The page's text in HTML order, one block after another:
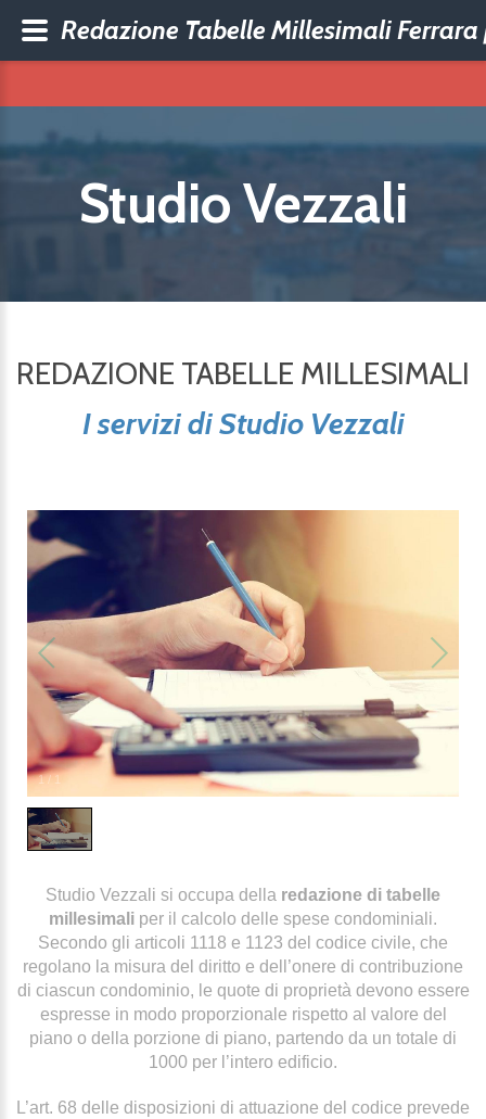
Studio Vezzali
REDAZIONE TABELLE MILLESIMALI
I servizi di Studio Vezzali
1/
Studio Vezzali si occupa della redazione di tabelle
millesimali per il calcolo delle spese condominiali.
Secondo gli articoli 1118 e 1123 del codice civile, che
regolano la misura del diritto e dell’onere di contribuzione
di ciascun condominio, le quote di proprietà devono essere
espresse in modo proporzionale rispetto al valore del
piano o della porzione di piano, partendo da un totale di
1000 per l’intero edificio.
L’art. 68 delle disposizioni di attuazione del codice prevede
Redazione Tabelle Millesimali